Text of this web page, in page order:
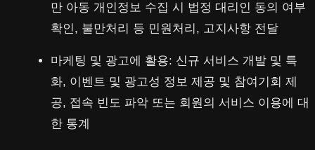
만 아동 개인정보 수집 시 법정 대리인 동의 여부
확인, 불만처리 등 민원처리, 고지사항 전달
마케팅 및 광고에 활용: 신규 서비스 개발 및 특
화, 이벤트 및 광고성 정보 제공 및 참여기회 제
공, 접속 빈도 파악 또는 회원의 서비스 이용에 대
한 통계